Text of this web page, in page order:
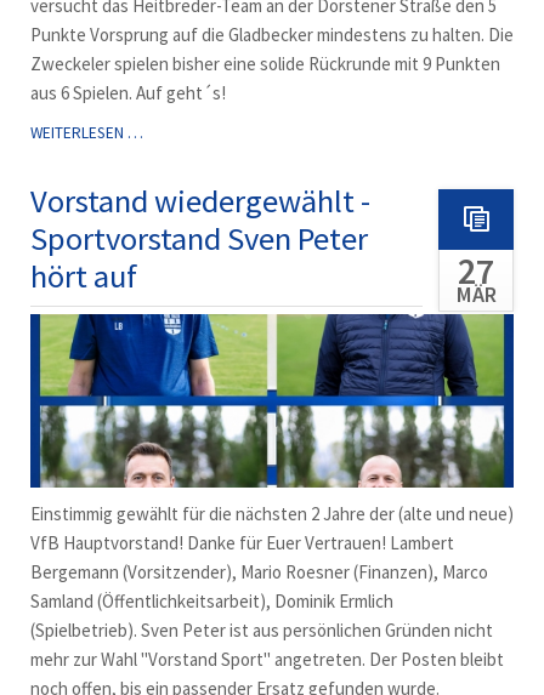
versucht das Heitbreder-Team an der Dorstener Straße den 5
Punkte Vorsprung auf die Gladbecker mindestens zu halten. Die
Zweckeler spielen bisher eine solide Rückrunde mit 9 Punkten
aus 6 Spielen. Auf geht´s!
WEITERLESEN …HEUTE
IN
ZWECKEL!
Vorstand wiedergewählt -
Sportvorstand Sven Peter
hört auf
27
MÄR
Einstimmig gewählt für die nächsten 2 Jahre der (alte und neue)
VfB Hauptvorstand! Danke für Euer Vertrauen! Lambert
Bergemann (Vorsitzender), Mario Roesner (Finanzen), Marco
Samland (Öffentlichkeitsarbeit), Dominik Ermlich
(Spielbetrieb). Sven Peter ist aus persönlichen Gründen nicht
mehr zur Wahl "Vorstand Sport" angetreten. Der Posten bleibt
noch offen, bis ein passender Ersatz gefunden wurde.